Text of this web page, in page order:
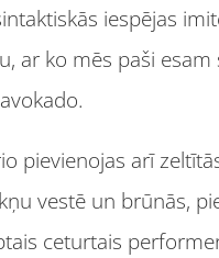
iespējas
ar ko mēs paši esam
pievienojas arī
vestē un brūnās,
ceturtais